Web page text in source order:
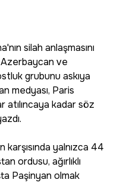
silah anlaşmasını
ve
grubunu askıya
medyası, Paris
atılıncaya kadar söz
yalnızca 44
ordusu, ağırlıklı
Paşinyan olmak